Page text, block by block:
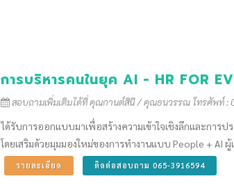
การบริหารคนในยุค AI - HR FOR
สอบถามเพิ่มเติมได้ที่ คุณกานต์สินี / คุณธนวรรณ โทรศัพท์ :
ได้รับการออกแบบมาเพื่อสร้างความเข้าใจเชิงลึกและการ
โดยเสริมด้วยมุมมองใหม่ของการทำงานแบบ People + AI
รายละเอียด ติดต่อสอบถาม 065-3916594